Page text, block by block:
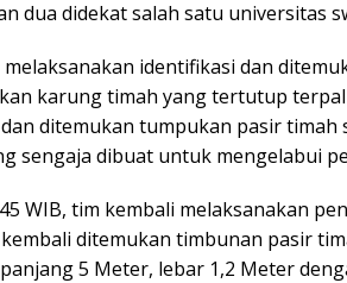
dua didekat salah satu universitas
identifikasi dan
karung timah yang tertutup
ditemukan tumpukan pasir timah
sengaja dibuat untuk mengelabui
WIB, tim kembali melaksanakan
ditemukan timbunan pasir
5 Meter, lebar 1,2 Meter